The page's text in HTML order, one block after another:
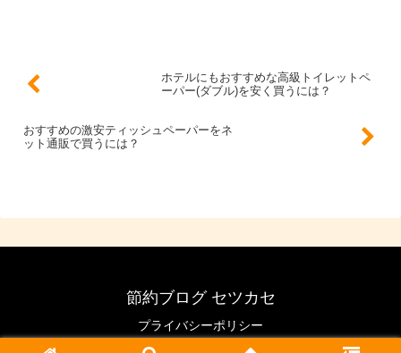
ホテルにもおすすめな高級トイレットペ
ーパー(ダブル)を安く買うには？
おすすめの激安ティッシュペーパーをネ
ット通販で買うには？
節約ブログ セツカセ
プライバシーポリシー